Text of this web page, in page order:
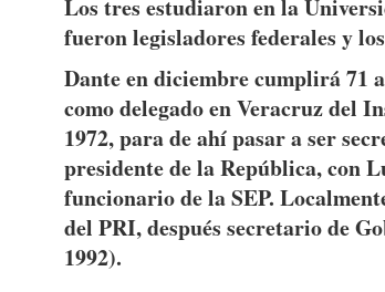
Los tres estudiaron en la
fueron legisladores federales y
Dante en diciembre cumplirá 71
como delegado en Veracruz del
1972, para de ahí pasar a ser
presidente de la República, con
funcionario de la SEP.
del PRI, después secretario de
1992).